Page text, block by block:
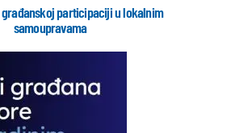
participaciji u lokalnim
samoupravama